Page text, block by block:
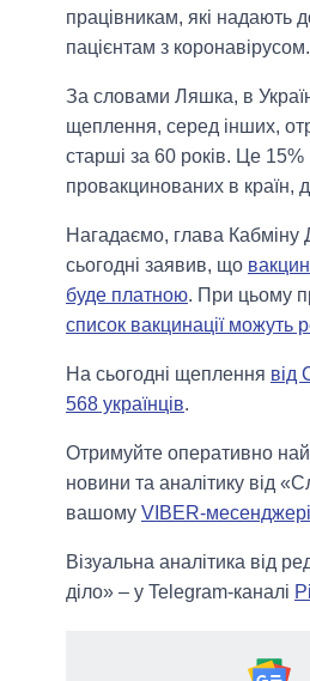
працівникам, які надають
пацієнтам з коронавірусом.
За словами Ляшка, в
щеплення, серед інших,
старші за 60 років. Це 15%
провакцинованих в країн,
Нагадаємо, глава
сьогодні заявив, що
буде платною. При цьому
список вакцинації можуть
На сьогодні щеплення від
568 українців.
Отримуйте оперативно
новини та аналітику від
вашому VIBER-месенджері
Візуальна аналітика від
діло» – у Telegram-каналі